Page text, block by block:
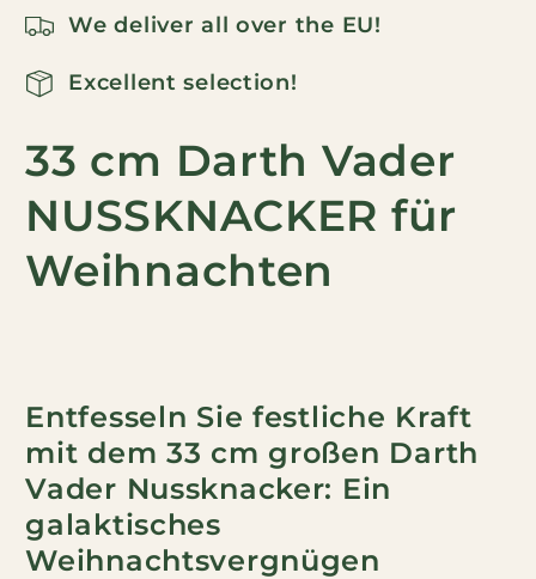
WeihnachtenWeihnachten
We deliver all over the EU!
Excellent selection!
33 cm Darth Vader
NUSSKNACKER für
Weihnachten
Entfesseln Sie festliche Kraft
mit dem 33 cm großen Darth
Vader Nussknacker: Ein
galaktisches
Weihnachtsvergnügen